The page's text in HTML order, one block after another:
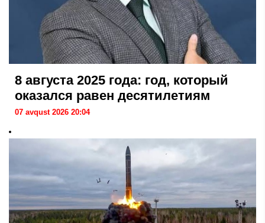
8 августа 2025 года: год, который
оказался равен десятилетиям
07 avqust 2026 20:04